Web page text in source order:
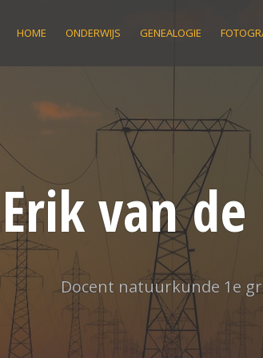
HOME ONDERWIJS GENEALOGIE
Erik van
Docent natuurkunde 1e